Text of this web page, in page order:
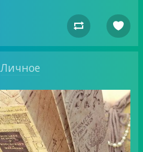
 
Личное